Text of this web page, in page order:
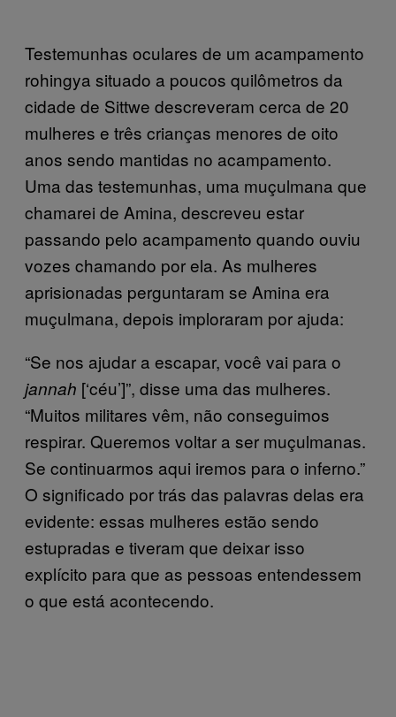
Testemunhas oculares de um acampamento
rohingya situado a poucos quilômetros da
cidade de Sittwe descreveram cerca de 20
mulheres e três crianças menores de oito
anos sendo mantidas no acampamento.
Uma das testemunhas, uma muçulmana que
chamarei de Amina, descreveu estar
passando pelo acampamento quando ouviu
vozes chamando por ela. As mulheres
aprisionadas perguntaram se Amina era
muçulmana, depois imploraram por ajuda:
“Se nos ajudar a escapar, você vai para o
jannah [‘céu’]”, disse uma das mulheres.
“Muitos militares vêm, não conseguimos
respirar. Queremos voltar a ser muçulmanas.
Se continuarmos aqui iremos para o inferno.”
O significado por trás das palavras delas era
evidente: essas mulheres estão sendo
estupradas e tiveram que deixar isso
explícito para que as pessoas entendessem
o que está acontecendo.